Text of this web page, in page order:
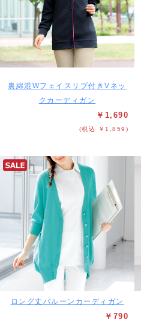
裏綿混Wフェイスリブ付きVネッ
クカーディガン
￥1,690
(税込 ￥1,859)
ロング丈バルーンカーディガン
￥790